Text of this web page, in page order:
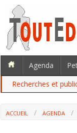
Agenda
Recherches et
ACCUEIL AGENDA